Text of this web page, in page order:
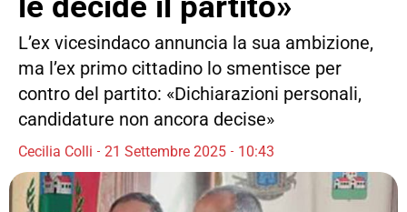
L’ex vicesindaco annuncia la sua ambizione,
ma l’ex primo cittadino lo smentisce per
contro del partito: «Dichiarazioni personali,
candidature non ancora decise»
Cecilia Colli 21 Settembre 2025 10:43